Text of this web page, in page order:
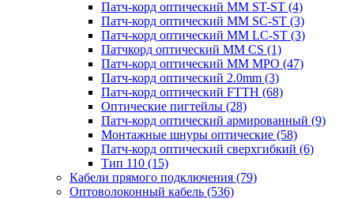
Патч-корд оптический MM ST-ST (4)
Патч-корд оптический MM SC-ST (3)
Патч-корд оптический MM LC-ST (3)
Патчкорд оптический MM CS (1)
Патч-корд оптический MM MPO (47)
Патч-корд оптический 2.0mm (3)
Патч-корд оптический FTTH (68)
Оптические пигтейлы (28)
Патч-корд оптический армированный (9)
Монтажные шнуры оптические (58)
Патч-корд оптический сверхгибкий (6)
Тип 110 (15)
Кабели прямого подключения (79)
Оптоволоконный кабель (536)